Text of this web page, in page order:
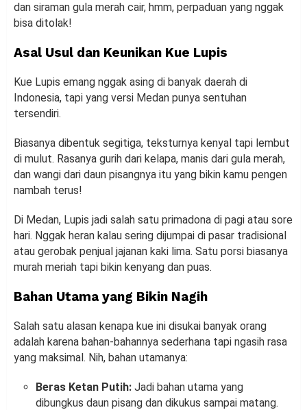
dan siraman gula merah cair, hmm, perpaduan yang nggak
bisa ditolak!
Asal Usul dan Keunikan Kue Lupis
Kue Lupis emang nggak asing di banyak daerah di
Indonesia, tapi yang versi Medan punya sentuhan
tersendiri.
Biasanya dibentuk segitiga, teksturnya kenyal tapi lembut
di mulut. Rasanya gurih dari kelapa, manis dari gula merah,
dan wangi dari daun pisangnya itu yang bikin kamu pengen
nambah terus!
Di Medan, Lupis jadi salah satu primadona di pagi atau sore
hari. Nggak heran kalau sering dijumpai di pasar tradisional
atau gerobak penjual jajanan kaki lima. Satu porsi biasanya
murah meriah tapi bikin kenyang dan puas.
Bahan Utama yang Bikin Nagih
Salah satu alasan kenapa kue ini disukai banyak orang
adalah karena bahan-bahannya sederhana tapi ngasih rasa
yang maksimal. Nih, bahan utamanya:
Beras Ketan Putih: Jadi bahan utama yang
dibungkus daun pisang dan dikukus sampai matang.